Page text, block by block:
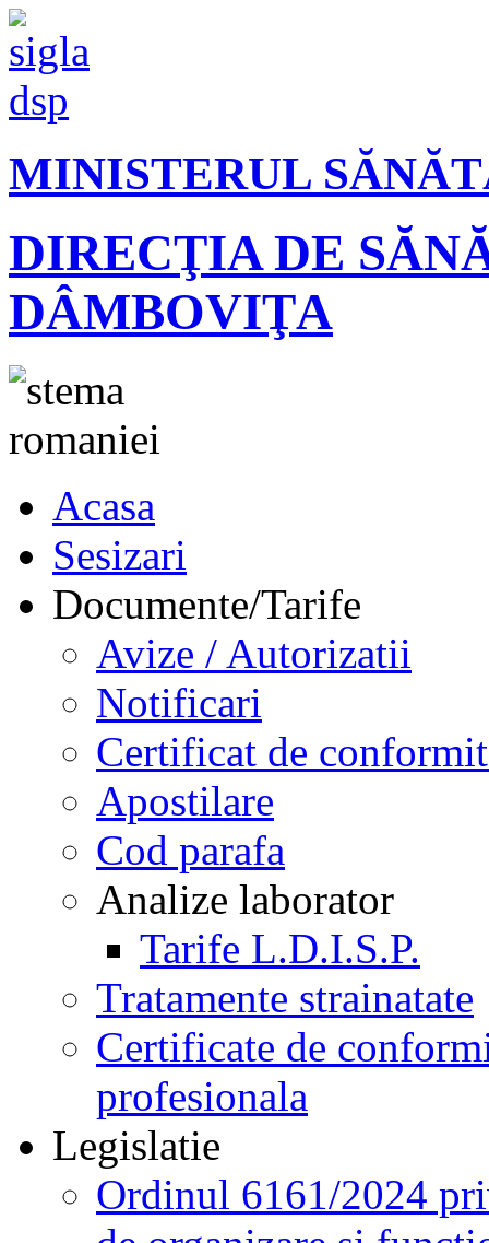
MINISTERUL
DIRECŢIA DE
DÂMBOVIŢA
Acasa
Sesizari
Documente/Tarife
Avize / Autorizatii
Notificari
Certificat de
Apostilare
Cod parafa
Analize laborator
Tarife L.D.I.S.P.
Tratamente strainatate
Certificate de
profesionala
Legislatie
Ordinul 6161/2024